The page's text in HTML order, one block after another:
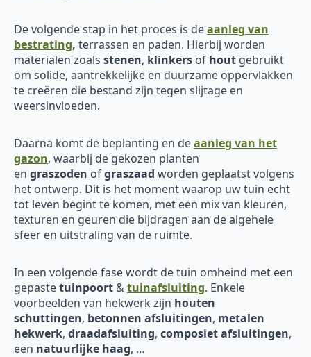
De volgende stap in het proces is deaanleg van
bestrating, terrassen en paden. Hierbij worden
materialen zoals stenen, klinkers of hout gebruikt
om solide, aantrekkelijke en duurzame oppervlakken
te creëren die bestand zijn tegen slijtage en
weersinvloeden.
Daarna komt de beplanting en deaanleg van het
gazon, waarbij de gekozen planten
en graszoden ofgraszaad worden geplaatst volgens
het ontwerp. Dit is het moment waarop uw tuin echt
tot leven begint te komen, met een mix van kleuren,
texturen en geuren die bijdragen aan de algehele
sfeer en uitstraling van de ruimte.
In een volgende fase wordt de tuin omheind met een
gepastetuinpoort &tuinafsluiting. Enkele
voorbeelden van hekwerk zijn houten
schuttingen, betonnen afsluitingen, metalen
hekwerk, draadafsluiting, composiet afsluitingen,
een natuurlijke haag, …